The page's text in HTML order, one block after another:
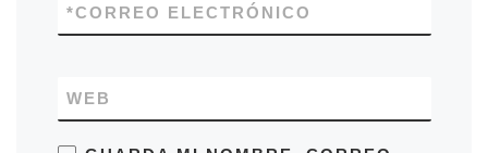
CORREO ELECTRÓNICO
*
WEB